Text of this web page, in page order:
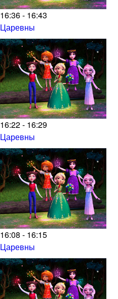
16:36 - 16:43
Царевны
16:22 - 16:29
Царевны
16:08 - 16:15
Царевны